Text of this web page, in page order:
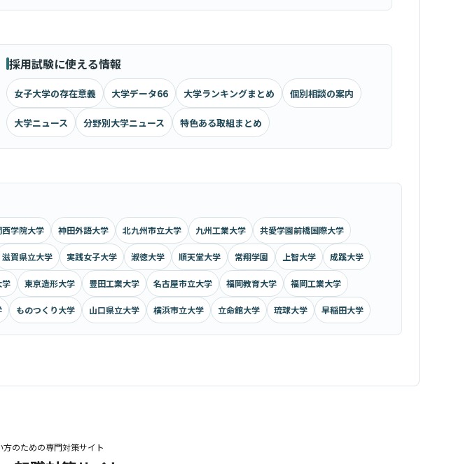
採用試験に使える情報
女子大学の存在意義 大学データ66 大学ランキングまとめ 個別相談の案内
大学ニュース 分野別大学ニュース 特色ある取組まとめ
西学院大学 神田外語大学 北九州市立大学 九州工業大学 共愛学園前橋国際大学
滋賀県立大学 実践女子大学 淑徳大学 順天堂大学 常翔学園 上智大学 成蹊大学
学 東京造形大学 豊田工業大学 名古屋市立大学 福岡教育大学 福岡工業大学
ものつくり大学 山口県立大学 横浜市立大学 立命館大学 琉球大学 早稲田大学
のための専門対策サイト